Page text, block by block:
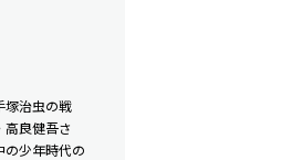
塚治虫の戦
高良健吾さ
少年時代の